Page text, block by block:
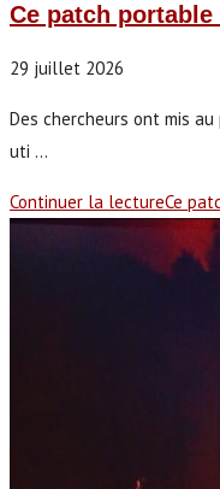
Ce patch
29 juillet 2026
Des chercheurs ont mis
uti ...
Continuer la lectureCe